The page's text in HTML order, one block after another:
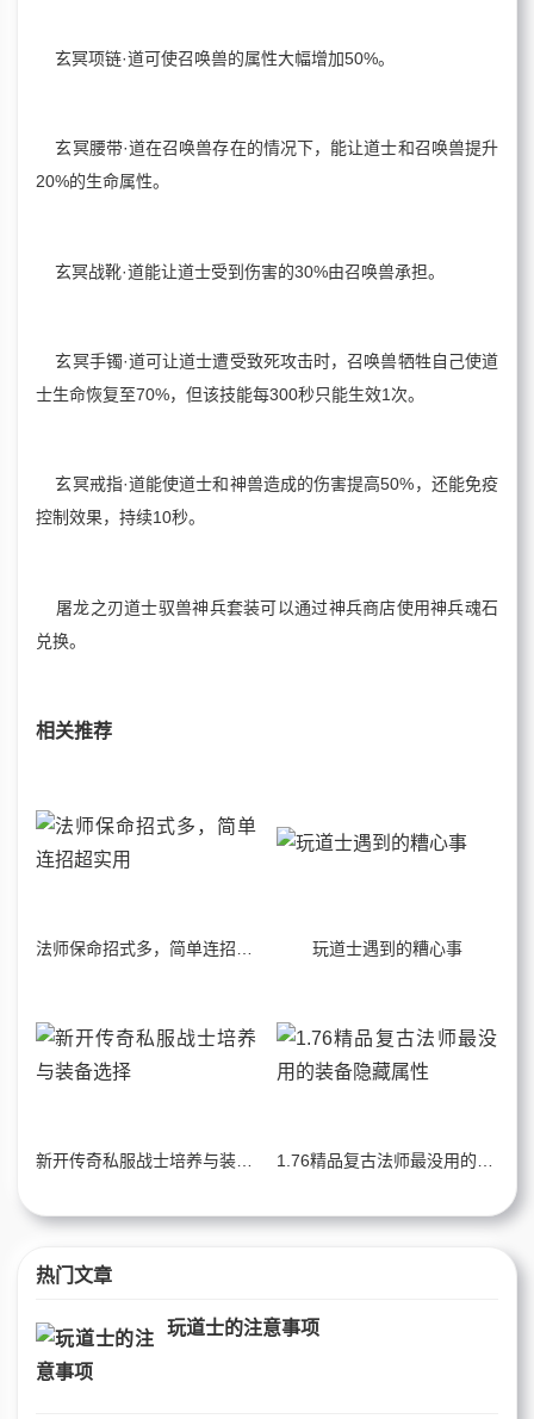
玄冥项链·道可使召唤兽的属性大幅增加50%。
玄冥腰带·道在召唤兽存在的情况下，能让道士和召唤兽提升
20%的生命属性。
玄冥战靴·道能让道士受到伤害的30%由召唤兽承担。
玄冥手镯·道可让道士遭受致死攻击时，召唤兽牺牲自己使道
士生命恢复至70%，但该技能每300秒只能生效1次。
玄冥戒指·道能使道士和神兽造成的伤害提高50%，还能免疫
控制效果，持续10秒。
屠龙之刃道士驭兽神兵套装可以通过神兵商店使用神兵魂石
兑换。
相关推荐
玩道士遇到的糟心事
热门文章
玩道士的注意事项